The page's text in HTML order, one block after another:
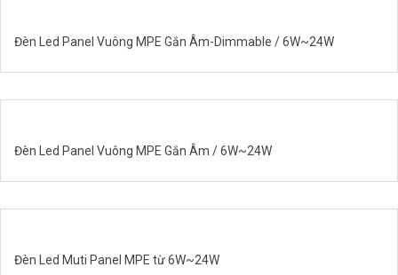
Đèn Led Panel Vuông MPE Gắn Âm-Dimmable / 6W~24W
Đèn Led Panel Vuông MPE Gắn Âm / 6W~24W
Đèn Led Muti Panel MPE từ 6W~24W